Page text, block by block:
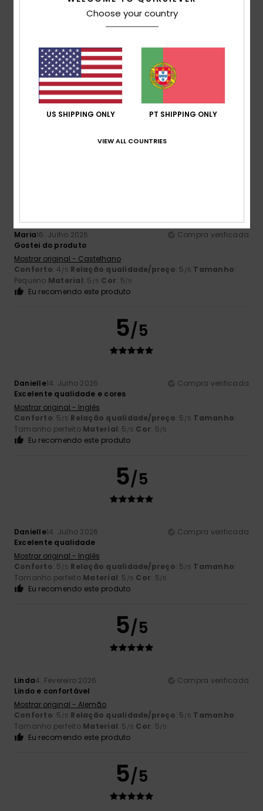
Relação qualidade/preço
5.0
Tamanho
Muito pequenoDemasiado grande
Maria16. Julho 2026
Compra verificada
Gostei do produto
Mostrar original - Castelhano
Conforto: 4 /5 Relação qualidade/preço: 5 /5 Tamanho:
Pequeno Material: 5 /5 Cor: 5/5
Eu recomendo este produto
5/5
Danielle14. Julho 2026
Compra verificada
Excelente qualidade e cores
Mostrar original - Inglês
Conforto: 5 /5 Relação qualidade/preço: 5 /5 Tamanho:
Tamanho perfeito Material: 5 /5 Cor: 5/5
Eu recomendo este produto
5/5
Danielle14. Julho 2026
Compra verificada
Excelente qualidade
Mostrar original - Inglês
Conforto: 5 /5 Relação qualidade/preço: 5 /5 Tamanho:
Tamanho perfeito Material: 5 /5 Cor: 5/5
Eu recomendo este produto
5/5
Linda4. Fevereiro 2026
Compra verificada
Lindo e confortável
Mostrar original - Alemão
Conforto: 5 /5 Relação qualidade/preço: 5 /5 Tamanho:
Tamanho perfeito Material: 5 /5 Cor: 5/5
Eu recomendo este produto
5/5
Choose your country
US SHIPPING ONLY PT SHIPPING ONLY
VIEW ALL COUNTRIES